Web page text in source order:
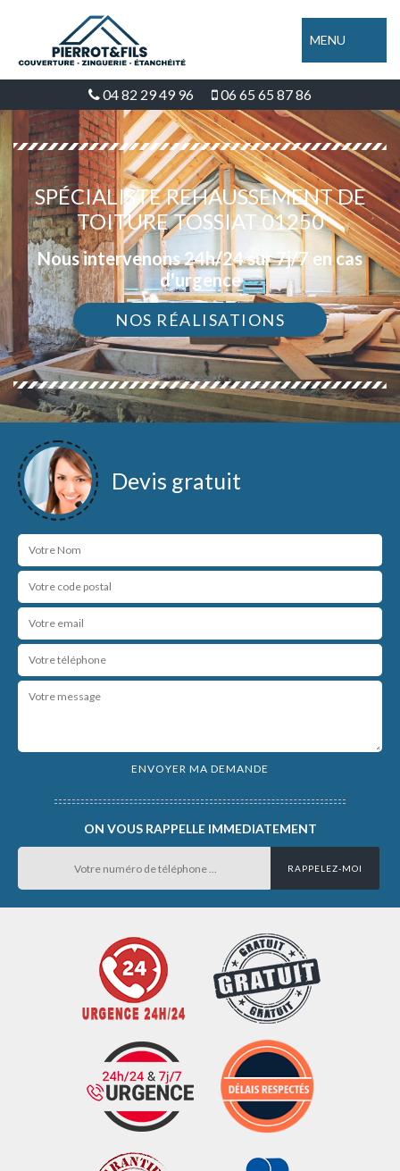
MENU
04 82 29 49 96 06 65 65 87 86
SPÉCIALISTE REHAUSSEMENT DE
TOITURE TOSSIAT 01250
Nous intervenons 24h/24 sur 7j/7 en cas
d'urgence
NOS RÉALISATIONS
Devis gratuit
ON VOUS RAPPELLE IMMEDIATEMENT